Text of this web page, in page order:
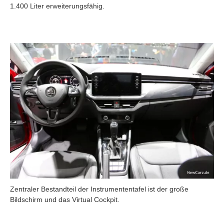
1.400 Liter erweiterungsfähig.
Zentraler Bestandteil der Instrumententafel ist der große
Bildschirm und das Virtual Cockpit.